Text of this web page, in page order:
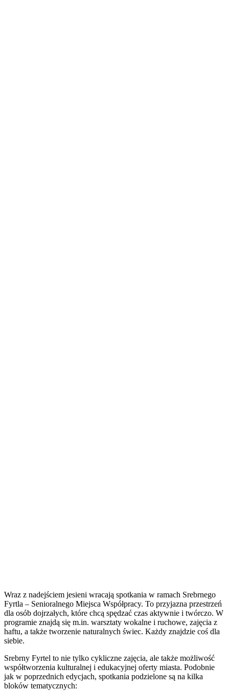
Wraz z nadejściem jesieni wracają spotkania w ramach Srebrnego
Fyrtla – Senioralnego Miejsca Współpracy. To przyjazna przestrzeń
dla osób dojrzałych, które chcą spędzać czas aktywnie i twórczo. W
programie znajdą się m.in. warsztaty wokalne i ruchowe, zajęcia z
haftu, a także tworzenie naturalnych świec. Każdy znajdzie coś dla
siebie.
Srebrny Fyrtel to nie tylko cykliczne zajęcia, ale także możliwość
współtworzenia kulturalnej i edukacyjnej oferty miasta. Podobnie
jak w poprzednich edycjach, spotkania podzielone są na kilka
bloków tematycznych: